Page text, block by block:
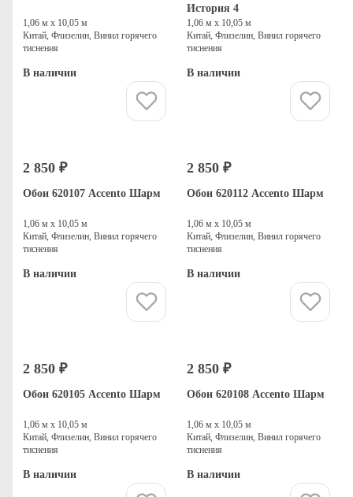
1,06 м х 10,05 м
Китай, Флизелин, Винил горячего
тиснения
В наличии
История 4
1,06 м х 10,05 м
Китай, Флизелин, Винил горячего
тиснения
В наличии
2 850 ₽
Обои 620107 Accento Шарм
1,06 м х 10,05 м
Китай, Флизелин, Винил горячего
тиснения
В наличии
2 850 ₽
Обои 620112 Accento Шарм
1,06 м х 10,05 м
Китай, Флизелин, Винил горячего
тиснения
В наличии
2 850 ₽
Обои 620105 Accento Шарм
1,06 м х 10,05 м
Китай, Флизелин, Винил горячего
тиснения
В наличии
2 850 ₽
Обои 620108 Accento Шарм
1,06 м х 10,05 м
Китай, Флизелин, Винил горячего
тиснения
В наличии